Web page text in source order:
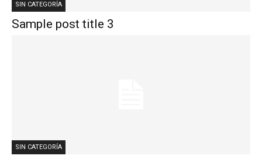
SIN CATEGORÍA
Sample post title 3
SIN CATEGORÍA